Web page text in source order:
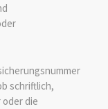
schriftlich,
die